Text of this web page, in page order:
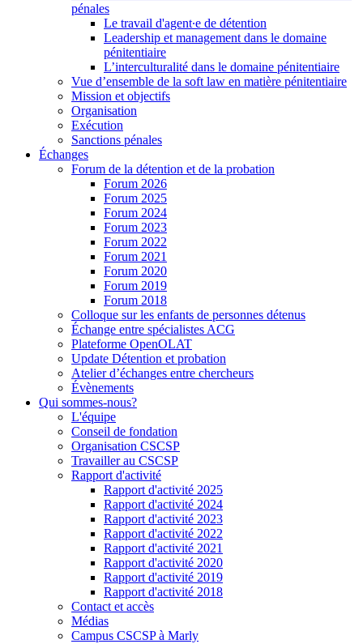
pénales
Le travail d'agent∙e de détention
Leadership et management dans le domaine
pénitentiaire
L’interculturalité dans le domaine pénitentiaire
Vue d’ensemble de la soft law en matière pénitentiaire
Mission et objectifs
Organisation
Exécution
Sanctions pénales
Échanges
Forum de la détention et de la probation
Forum 2026
Forum 2025
Forum 2024
Forum 2023
Forum 2022
Forum 2021
Forum 2020
Forum 2019
Forum 2018
Colloque sur les enfants de personnes détenus
Échange entre spécialistes ACG
Plateforme OpenOLAT
Update Détention et probation
Atelier d’échanges entre chercheurs
Évènements
Qui sommes-nous?
L'équipe
Conseil de fondation
Organisation CSCSP
Travailler au CSCSP
Rapport d'activité
Rapport d'activité 2025
Rapport d'activité 2024
Rapport d'activité 2023
Rapport d'activité 2022
Rapport d'activité 2021
Rapport d'activité 2020
Rapport d'activité 2019
Rapport d'activité 2018
Contact et accès
Médias
Campus CSCSP à Marly